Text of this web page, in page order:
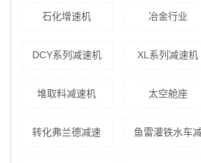
石化增速机 冶金行业
DCY系列减速机 XL系列减速机
堆取料减速机 太空舱座
转化弗兰德减速 鱼雷灌铁水车